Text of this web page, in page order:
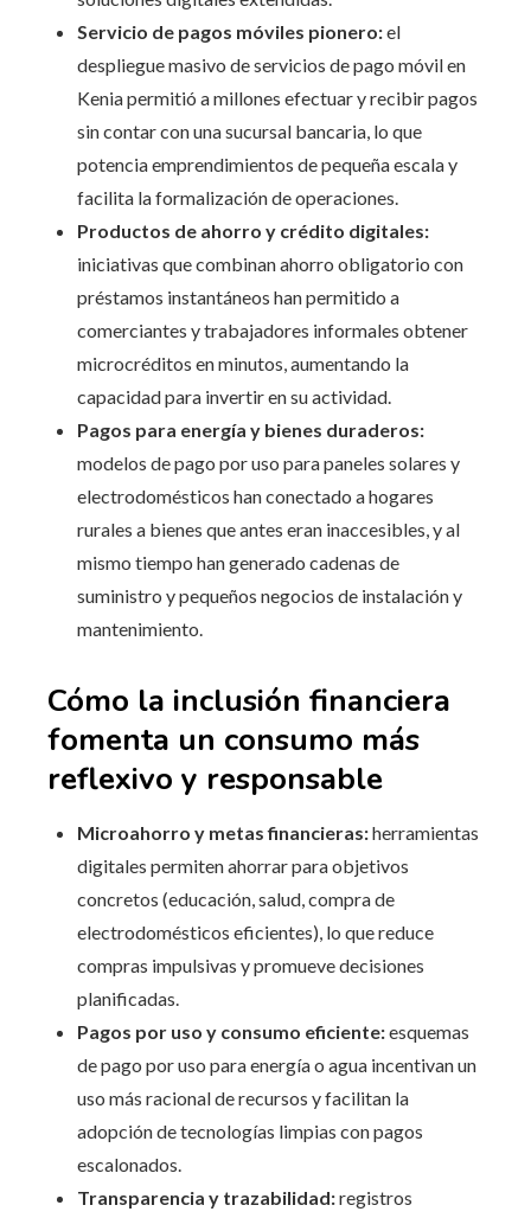
Servicio de pagos móviles pionero:el
despliegue masivo de servicios de pago móvil en
Kenia permitió a millones efectuar y recibir pagos
sin contar con una sucursal bancaria, lo que
potencia emprendimientos de pequeña escala y
facilita la formalización de operaciones.
Productos de ahorro y crédito digitales:
iniciativas que combinan ahorro obligatorio con
préstamos instantáneos han permitido a
comerciantes y trabajadores informales obtener
microcréditos en minutos, aumentando la
capacidad para invertir en su actividad.
Pagos para energía y bienes duraderos:
modelos de pago por uso para paneles solares y
electrodomésticos han conectado a hogares
rurales a bienes que antes eran inaccesibles, y al
mismo tiempo han generado cadenas de
suministro y pequeños negocios de instalación y
mantenimiento.
Cómo la inclusión financiera
fomenta un consumo más
reflexivo y responsable
Microahorro y metas financieras:herramientas
digitales permiten ahorrar para objetivos
concretos (educación, salud, compra de
electrodomésticos eficientes), lo que reduce
compras impulsivas y promueve decisiones
planificadas.
Pagos por uso y consumo eficiente:esquemas
de pago por uso para energía o agua incentivan un
uso más racional de recursos y facilitan la
adopción de tecnologías limpias con pagos
escalonados.
Transparencia y trazabilidad:registros